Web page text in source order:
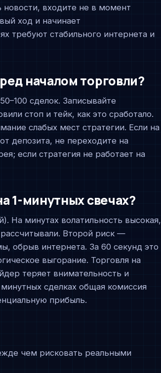
входите не в момент
ход и начинает
требуют стабильного интернета и
началом торговли?
сделок. Записывайте
стоп и тейк, как это сработало.
слабых мест стратегии. Если на
депозита, не переходите на
если стратегия не работает на
1-минутных свечах?
На минутах волатильность высокая,
Второй риск —
обрыв интернета. За 60 секунд это
выгорание. Торговля на
теряет внимательность и
сделках общая комиссия
прибыль.
чем рисковать реальными